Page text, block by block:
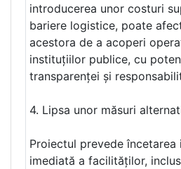
introducerea unor costuri
bariere logistice, poate
acestora de a acoperi
instituțiilor publice, cu
transparenței și
4. Lipsa unor măsuri
Proiectul prevede încetarea
imediată a facilităților,